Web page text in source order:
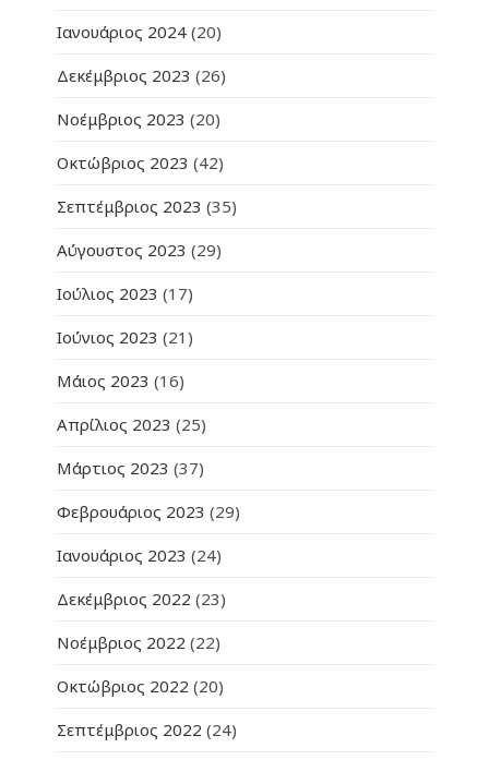
Ιανουάριος 2024 (20)
Δεκέμβριος 2023 (26)
Νοέμβριος 2023 (20)
Οκτώβριος 2023 (42)
Σεπτέμβριος 2023 (35)
Αύγουστος 2023 (29)
Ιούλιος 2023 (17)
Ιούνιος 2023 (21)
Μάιος 2023 (16)
Απρίλιος 2023 (25)
Μάρτιος 2023 (37)
Φεβρουάριος 2023 (29)
Ιανουάριος 2023 (24)
Δεκέμβριος 2022 (23)
Νοέμβριος 2022 (22)
Οκτώβριος 2022 (20)
Σεπτέμβριος 2022 (24)